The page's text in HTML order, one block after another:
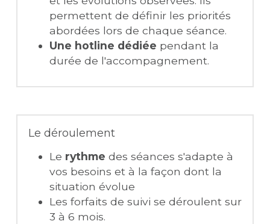
permettent de définir les priorités
abordées lors de chaque séance.
Une hotline dédiée pendant la
durée de l'accompagnement.
Le déroulement
Le rythme des séances s'adapte à
vos besoins et à la façon dont la
situation évolue
Les forfaits de suivi se déroulent sur
3 à 6 mois.